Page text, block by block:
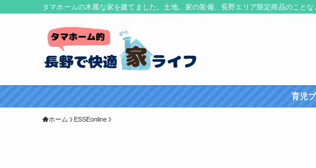
タマホームの木麗な家を建てました。土地、家の装備、長野エリア限定商品のことな
育児
ホーム ESSEonline